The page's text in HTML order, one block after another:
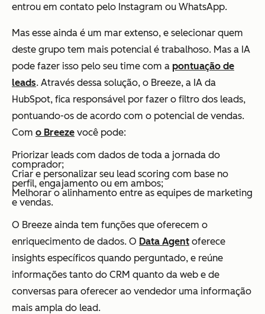
entrou em contato pelo Instagram ou WhatsApp.
Mas esse ainda é um mar extenso, e selecionar quem
deste grupo tem mais potencial é trabalhoso. Mas a IA
pode fazer isso pelo seu time com a pontuação de
leads. Através dessa solução, o Breeze, a IA da
HubSpot, fica responsável por fazer o filtro dos leads,
pontuando-os de acordo com o potencial de vendas.
Com o Breeze você pode:
Priorizar leads com dados de toda a jornada do
comprador;
Criar e personalizar seu lead scoring com base no
perfil, engajamento ou em ambos;
Melhorar o alinhamento entre as equipes de marketing
e vendas.
O Breeze ainda tem funções que oferecem o
enriquecimento de dados. O Data Agent oferece
insights específicos quando perguntado, e reúne
informações tanto do CRM quanto da web e de
conversas para oferecer ao vendedor uma informação
mais ampla do lead.